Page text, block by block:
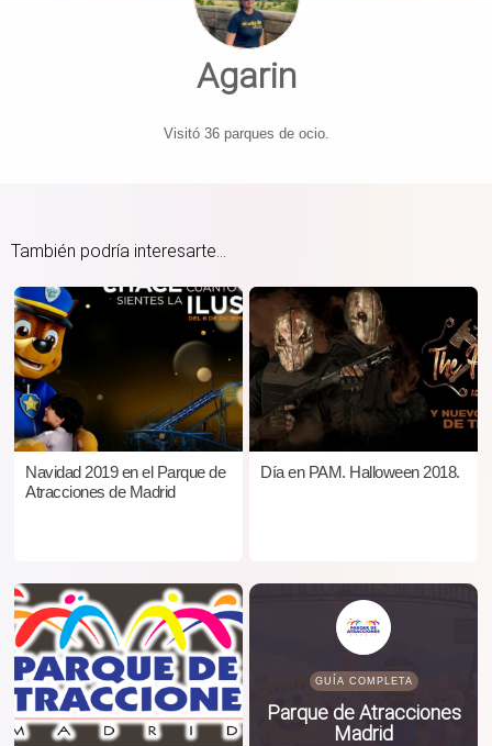
Agarin
Visitó 36 parques de ocio.
También podría interesarte...
Navidad 2019 en el Parque de
Atracciones de Madrid
Día en PAM. Halloween 2018.
GUÍA COMPLETA
Parque de Atracciones
Madrid